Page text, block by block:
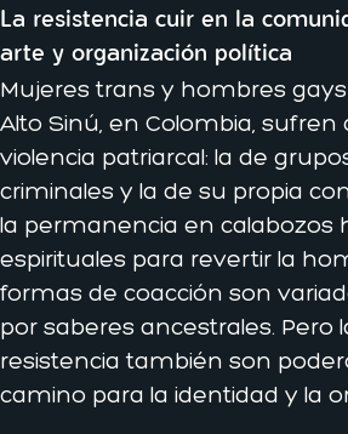
La resistencia cuir en la
arte y organización política
Mujeres trans y hombres
Alto Sinú, en Colombia,
violencia patriarcal: la de
criminales y la de su propia
la permanencia en calabozos
espirituales para revertir la
formas de coacción son
por saberes ancestrales. Pero
resistencia también son
camino para la identidad y la